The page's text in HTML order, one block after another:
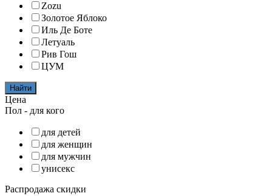
Zozu
Золотое Яблоко
Иль Де Боте
Летуаль
Рив Гош
ЦУМ
Найти
Цена
Пол - для кого
для детей
для женщин
для мужчин
унисекс
Распродажа скидки